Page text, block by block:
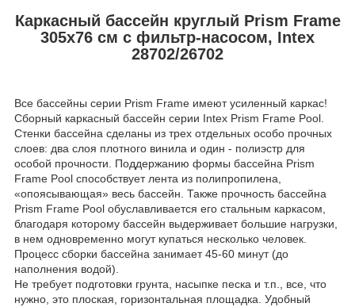
Каркасный бассейн круглый Prism Frame
305х76 см с фильтр-насосом, Intex
28702/26702
Все бассейны серии Prism Frame имеют усиленный каркас!
Сборный каркасный бассейн серии Intex Prism Frame Pool.
Стенки бассейна сделаны из трех отдельных особо прочных
слоев: два слоя плотного винила и один - полиэстр для
особой прочности. Поддержанию формы бассейна Prism
Frame Pool способствует лента из полипропилена,
«опоясывающая» весь бассейн. Также прочность бассейна
Prism Frame Pool обуславливается его стальным каркасом,
благодаря которому бассейн выдерживает большие нагрузки,
в нем одновременно могут купаться несколько человек.
Процесс сборки бассейна занимает 45-60 минут (до
наполнения водой).
Не требует подготовки грунта, насыпке песка и т.п., все, что
нужно, это плоская, горизонтальная площадка. Удобный